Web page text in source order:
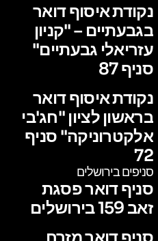
נקודת איסוף דואר
בגבעתיים – "קניון
עזריאלי גבעתיים"
סניף 87
נקודת איסוף דואר
בראשון לציון "חג'בי
אלקטרוניקה" סניף
72
סניפים בירושלים
סניף דואר פסגת
זאב 159 בירושלים